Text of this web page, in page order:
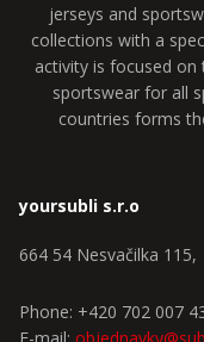
jerseys and
collections with a
activity is focused
sportswear for all
countries forms
yoursubli s.r.o
664 54 Nesvačilka 115,
Phone: +420 702 007